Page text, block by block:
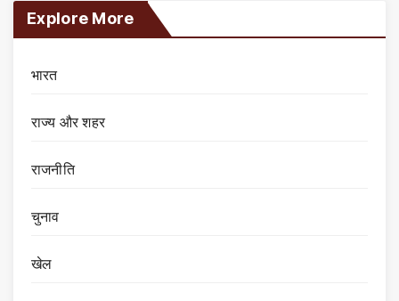
Explore More
भारत
राज्य और शहर
राजनीति
चुनाव
खेल